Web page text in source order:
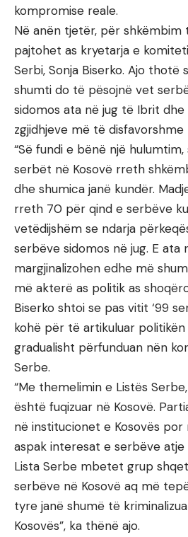
kompromise reale.
Në anën tjetër, për
pajtohet as kryetarja e
Serbi, Sonja Biserko. Ajo thotë
shumti do të pësojnë vet
sidomos ata në jug të Ibrit
zgjidhjeve më të
“Së fundi e bënë një
serbët në Kosovë rreth
dhe shumica janë kundër.
rreth 70 për qind e serbëve
vetëdijshëm se ndarja
serbëve sidomos në jug. E ata
margjinalizohen edhe më
më akterë as politik as
Biserko shtoi se pas vitit ‘99
kohë për të artikuluar
gradualisht përfunduan nën
Serbe.
“Me themelimin e Listës
është fuqizuar në Kosovë.
në institucionet e Kosovës
aspak interesat e serbëve
Lista Serbe mbetet grup
serbëve në Kosovë aq më
tyre janë shumë të
Kosovës”, ka thënë ajo.